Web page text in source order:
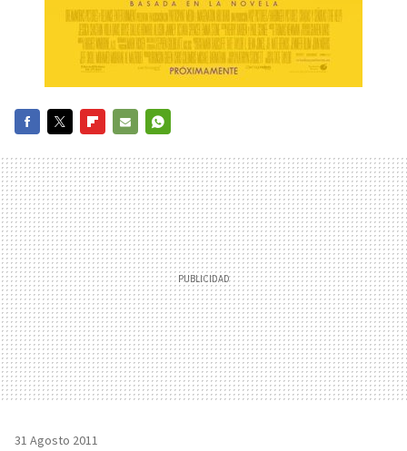
MAIL
31 Agosto 2011